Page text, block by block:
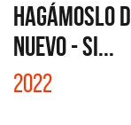
HAGÁMOSLO
NUEVO - SI...
2022